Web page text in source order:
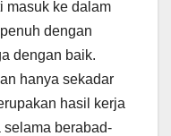
masuk ke dalam
dengan
dengan baik.
hanya sekadar
hasil kerja
selama berabad-